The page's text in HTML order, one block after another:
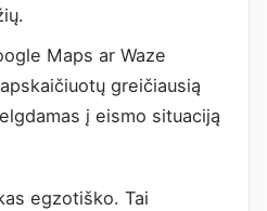
Maps ar Waze
greičiausią
į eismo situaciją
egzotiško. Tai